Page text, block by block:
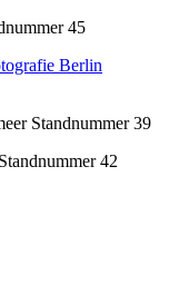
45
Berlin
Standnummer 39
Standnummer 42